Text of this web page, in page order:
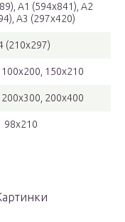
А1 (594х841), А2
А3 (297х420)
(210х297)
150х210
200х400
98х210